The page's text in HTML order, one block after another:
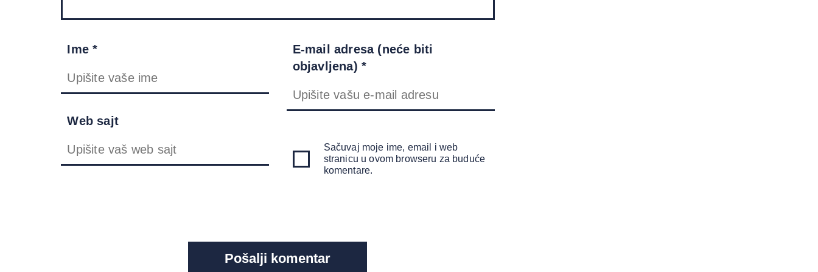
Ime *
E-mail adresa (neće biti
objavljena) *
Web sajt
Sačuvaj moje ime, email i web
stranicu u ovom browseru za buduće
komentare.